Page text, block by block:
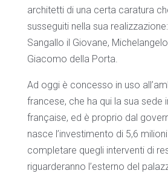
architetti di una certa caratura
susseguiti nella sua
Sangallo il Giovane,
Giacomo della Porta.
Ad oggi è concesso in uso
francese, che ha qui la sua sede
française, ed è proprio dal
nasce l’investimento di 5,6
completare quegli interventi di
riguarderanno l’esterno del